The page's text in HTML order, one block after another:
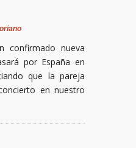
confirmado nueva
por España en
que la pareja
en nuestro